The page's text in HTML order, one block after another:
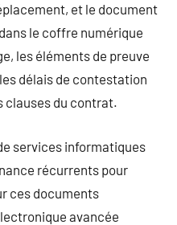
et le document
le coffre numérique
les éléments de preuve
délais de contestation
clauses du contrat.
services informatiques
récurrents pour
ces documents
avancée